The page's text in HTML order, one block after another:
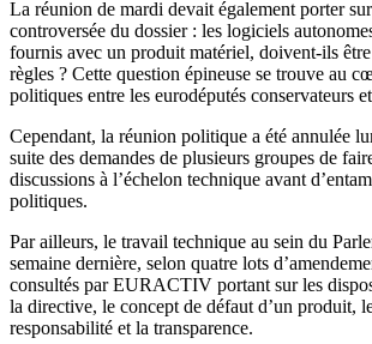
La réunion de mardi devait également porter
controversée du dossier : les logiciels
fournis avec un produit matériel, doivent-ils
règles ? Cette question épineuse se trouve au
politiques entre les eurodéputés conservateurs
Cependant, la réunion politique a été annulée
suite des demandes de plusieurs groupes de
discussions à l’échelon technique avant
politiques.
Par ailleurs, le travail technique au sein du
semaine dernière, selon quatre lots
consultés par EURACTIV portant sur les
la directive, le concept de défaut d’un produit,
responsabilité et la transparence.